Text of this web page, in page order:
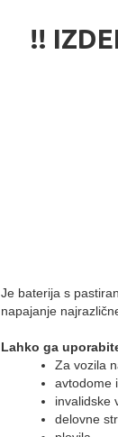
!!
Je baterija s
napajanje
Lahko ga
Za vozila
avtodome
invalidske
delovne